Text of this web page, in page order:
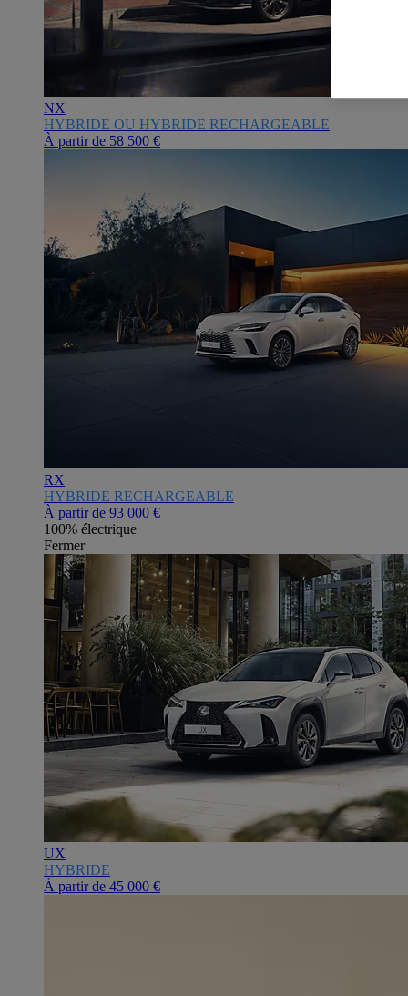
NX
HYBRIDE OU HYBRIDE RECHARGEABLE
À partir de 58 500 €
RX
HYBRIDE RECHARGEABLE
À partir de 93 000 €
100% électrique
Fermer
UX
HYBRIDE
À partir de 45 000 €